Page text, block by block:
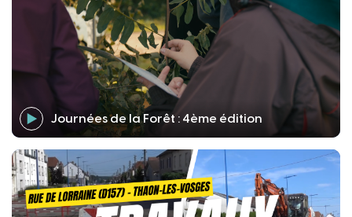
Journées de la Forêt : 4ème édition